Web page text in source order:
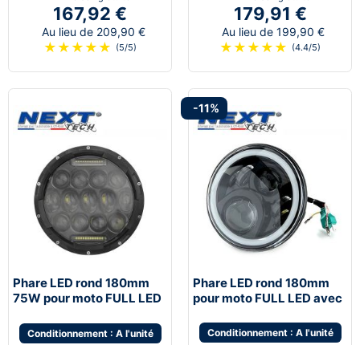
167,92 €
Au lieu de 209,90 €
★ ★ ★ ★ ★ (5/5)
179,91 €
Au lieu de 199,90 €
★ ★ ★ ★ ★ (4.4/5)
Phare LED rond 180mm
75W pour moto FULL LED
Conditionnement : A l'unité
-11%
Phare LED rond 180mm
pour moto FULL LED avec
Conditionnement : A l'unité